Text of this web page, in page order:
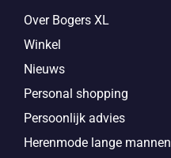
Over Bogers XL
Winkel
Nieuws
Personal shopping
Persoonlijk advies
Herenmode lange mannen